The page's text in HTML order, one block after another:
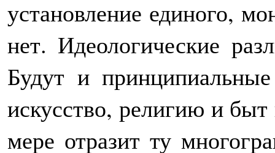
установление единого,
нет. Идеологические
Будут и
искусство, религию и
мере отразит ту